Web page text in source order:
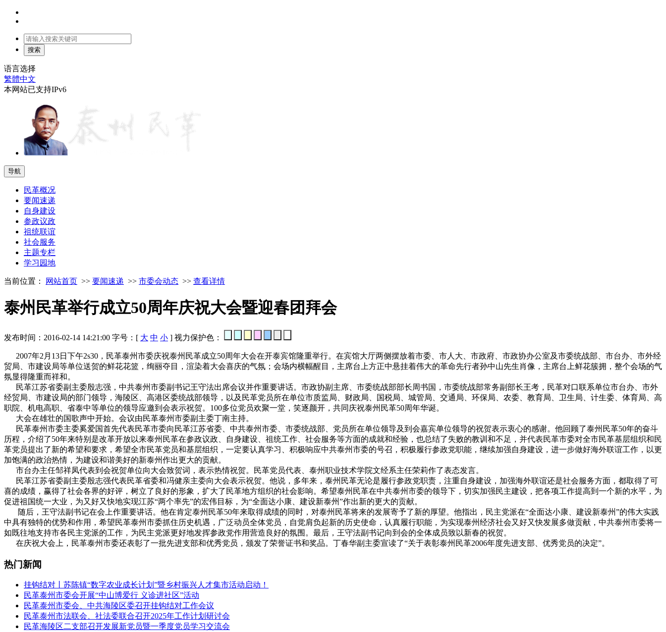
语言选择
繁體中文
本网站已支持IPv6
导航
民革概况
要闻速递
自身建设
参政议政
祖统联谊
社会服务
主题专栏
学习园地
当前位置： 网站首页 >> 要闻速递 >> 市委会动态 >> 查看详情
泰州民革举行成立50周年庆祝大会暨迎春团拜会
发布时间：2016-02-14 14:21:00 字号：[ 大 中 小 ] 视力保护色：
2007年2月13日下午2s30，民革泰州市委庆祝泰州民革成立50周年大会在开泰宾馆隆重举行。在宾馆大厅两侧摆放着市委、市人大、市政府、市政协办公室及市委统战部、市台办、市外经
贸局、市建设局等单位送贺的鲜花花篮，绚丽夺目，渲染着大会喜庆的气氛；会场内横幅醒目，主席台上方正中悬挂着伟大的革命先行者孙中山先生肖像，主席台上鲜花簇拥，整个会场的气
氛显得隆重而祥和。
民革江苏省委副主委殷志强，中共泰州市委副书记王守法出席会议并作重要讲话。市政协副主席、市委统战部部长周书国，市委统战部常务副部长王考，民革对口联系单位市台办、市外
经贸局、市建设局的部门领导，海陵区、高港区委统战部领导，以及民革党员所在单位市质监局、财政局、国税局、城管局、交通局、环保局、农委、教育局、卫生局、计生委、体育局、高
职院、机电高职、省泰中等单位的领导应邀到会表示祝贺。100多位党员欢聚一堂，笑逐颜开，共同庆祝泰州民革50周年华诞。
大会在雄壮的国歌声中开始。会议由民革泰州市委副主委丁南主持。
民革泰州市委主委奚爱国首先代表民革市委向民革江苏省委、中共泰州市委、市委统战部、党员所在单位领导及到会嘉宾单位领导的祝贺表示衷心的感谢。他回顾了泰州民革50年的奋斗
历程，介绍了50年来特别是改革开放以来泰州民革在参政议政、自身建设、祖统工作、社会服务等方面的成就和经验，也总结了失败的教训和不足，并代表民革市委对全市民革基层组织和民
革党员提出了新的希望和要求，希望全市民革党员和基层组织，一定要认真学习、积极响应中共泰州市委的号召，积极履行参政党职能，继续加强自身建设，进一步做好海外联谊工作，以更
加饱满的政治热情，为建设和谐美好的新泰州作出更大的贡献。
市台办主任邹祥凤代表到会祝贺单位向大会致贺词，表示热情祝贺。民革党员代表、泰州职业技术学院文经系主任荣莉作了表态发言。
民革江苏省委副主委殷志强代表民革省委和冯健亲主委向大会表示祝贺。他说，多年来，泰州民革无论是履行参政党职责，注重自身建设，加强海外联谊还是社会服务方面，都取得了可
喜的成绩，赢得了社会各界的好评，树立了良好的形象，扩大了民革地方组织的社会影响。希望泰州民革在中共泰州市委的领导下，切实加强民主建设，把各项工作提高到一个新的水平，为
促进祖国统一大业，为又好又快地实现江苏“两个率先”的宏伟目标，为“全面达小康、建设新泰州”作出新的更大的贡献。
随后，王守法副书记在会上作重要讲话。他在肯定泰州民革50年来取得成绩的同时，对泰州民革将来的发展寄予了新的厚望。他指出，民主党派在“全面达小康、建设新泰州”的伟大实践
中具有独特的优势和作用，希望民革泰州市委抓住历史机遇，广泛动员全体党员，自觉肩负起新的历史使命，认真履行职能，为实现泰州经济社会又好又快发展多做贡献，中共泰州市委将一
如既往地支持市各民主党派的工作，为民主党派更好地发挥参政党作用营造良好的氛围。最后，王守法副书记向到会的全体成员致以新春的祝贺。
在庆祝大会上，民革泰州市委还表彰了一批先进支部和优秀党员，颁发了荣誉证书和奖品。丁春华副主委宣读了“关于表彰泰州民革2006年度先进支部、优秀党员的决定”。
热门新闻
挂钩结对丨苏陈镇“数字农业成长计划”暨乡村振兴人才集市活动启动！
民革泰州市委会开展“中山博爱行 义诊进社区”活动
民革泰州市委会、中共海陵区委召开挂钩结对工作会议
民革泰州市法联会、社法委联合召开2025年工作计划研讨会
民革海陵区二支部召开发展新党员暨一季度党员学习交流会